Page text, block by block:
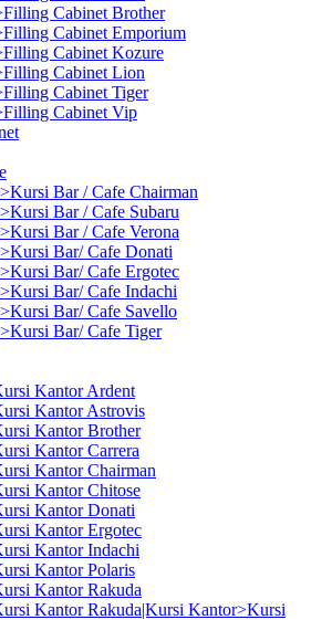
Cabinet Brother
Cabinet Emporium
Cabinet Kozure
Cabinet Lion
Cabinet Tiger
Cabinet Vip
Bar / Cafe Chairman
Bar / Cafe Subaru
Bar / Cafe Verona
Bar/ Cafe Donati
Bar/ Cafe Ergotec
Bar/ Cafe Indachi
Bar/ Cafe Savello
Bar/ Cafe Tiger
Kantor Ardent
Kantor Astrovis
Kantor Brother
Kantor Carrera
Kantor Chairman
Kantor Chitose
Kantor Donati
Kantor Ergotec
Kantor Indachi
Kantor Polaris
Kantor Rakuda
Kantor Rakuda|Kursi Kantor>Kursi